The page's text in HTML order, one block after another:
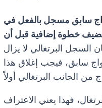
سابق مسجل بالفعل في
يضيف خطوة إضافية قبل أن
السجل البرتغالي لا يزال
سابق، فيجب إغلاق هذا
فهذا يعني الاعتراف